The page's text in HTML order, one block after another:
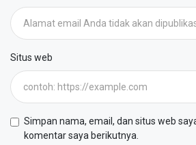
Situs web
Simpan nama, email, dan situs web
komentar saya berikutnya.